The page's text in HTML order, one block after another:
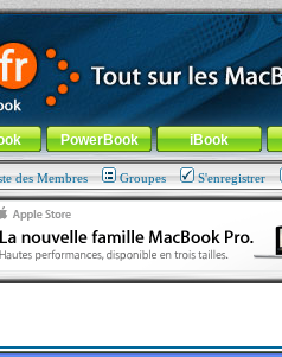
! -Aller au menu de la rubrique
PowerBook iBook
des Membres Groupes S'enregistrer